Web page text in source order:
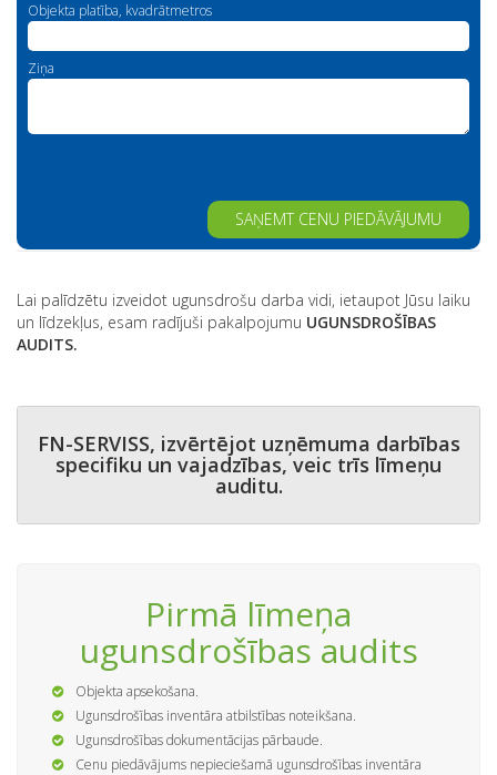
Objekta platība, kvadrātmetros
Ziņa
Alternative:
Lai palīdzētu izveidot ugunsdrošu darba vidi, ietaupot Jūsu laiku
un līdzekļus, esam radījuši pakalpojumu UGUNSDROŠĪBAS
AUDITS.
FN-SERVISS, izvērtējot uzņēmuma darbības
specifiku un vajadzības, veic trīs līmeņu
auditu.
Pirmā līmeņa
ugunsdrošības audits
Objekta apsekošana.
Ugunsdrošības inventāra atbilstības noteikšana.
Ugunsdrošības dokumentācijas pārbaude.
Cenu piedāvājums nepieciešamā ugunsdrošības inventāra